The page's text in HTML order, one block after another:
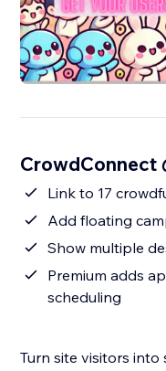
CrowdConnect
Link to 17
Add floating
Show multiple
Premium adds
scheduling
Turn site visitors